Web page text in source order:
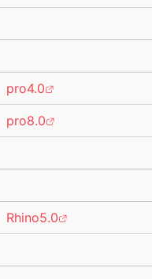
pro4.0
pro8.0
Rhino5.0